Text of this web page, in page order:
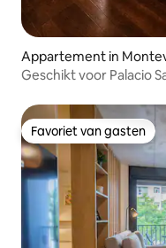
Appartement in
Geschikt voor Palacio
Favoriet van gasten
Favoriet van gasten